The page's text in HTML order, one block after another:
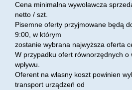
Cena minimalna wywoławcza
netto / szt.
Pisemne oferty przyjmowane będą
9:00, w którym
zostanie wybrana najwyższa oferta
W przypadku ofert równorzędnych o
wpływu.
Oferent na własny koszt powinien
transport urządzeń od